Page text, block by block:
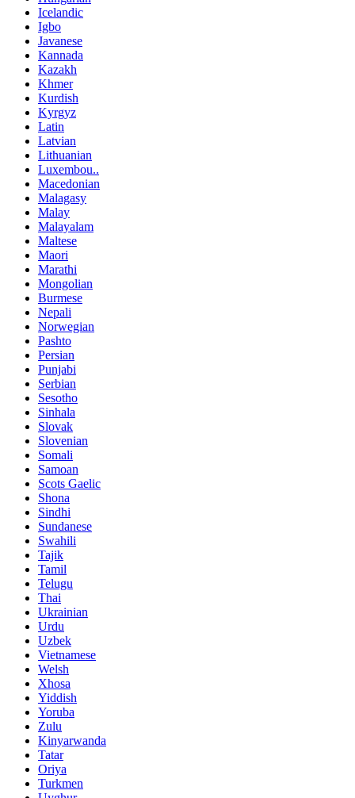
Icelandic
Igbo
Javanese
Kannada
Kazakh
Khmer
Kurdish
Kyrgyz
Latin
Latvian
Lithuanian
Luxembou..
Macedonian
Malagasy
Malay
Malayalam
Maltese
Maori
Marathi
Mongolian
Burmese
Nepali
Norwegian
Pashto
Persian
Punjabi
Serbian
Sesotho
Sinhala
Slovak
Slovenian
Somali
Samoan
Scots Gaelic
Shona
Sindhi
Sundanese
Swahili
Tajik
Tamil
Telugu
Thai
Ukrainian
Urdu
Uzbek
Vietnamese
Welsh
Xhosa
Yiddish
Yoruba
Zulu
Kinyarwanda
Tatar
Oriya
Turkmen